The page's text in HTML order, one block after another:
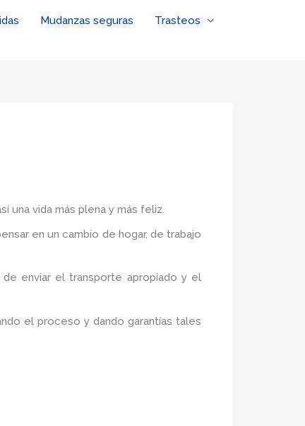
Mudanzas seguras
Trasteos
una vida más plena y más feliz.
en un cambio de hogar, de trabajo
enviar el transporte apropiado y el
el proceso y dando garantías tales